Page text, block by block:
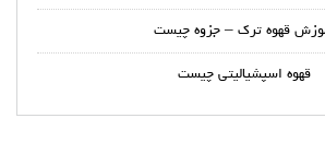
قهوه ترک – جزوه چیست
قهوه اسپشیالیتی چیست